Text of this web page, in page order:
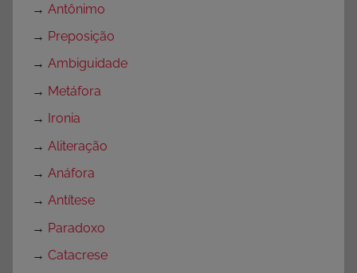
→ Antônimo
→ Preposição
→ Ambiguidade
→ Metáfora
→
Ironia
→ Aliteração
→ Anáfora
→ Antítese
→ Paradoxo
→ Catacrese